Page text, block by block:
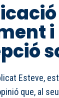
i
Esteve,
que, al